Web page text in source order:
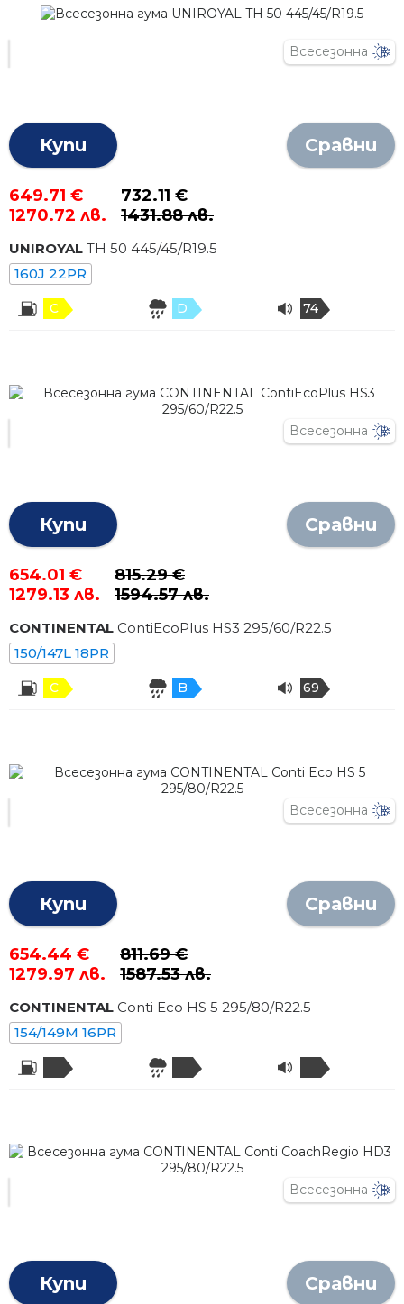
Всесезонна
Купи Сравни
649.71 €
1270.72 лв.
732.11 €
1431.88 лв.
UNIROYAL TH 50 445/45/R19.5
160J 22PR
C D 74
Всесезонна
Купи Сравни
654.01 €
1279.13 лв.
815.29 €
1594.57 лв.
CONTINENTAL ContiEcoPlus HS3 295/60/R22.5
150/147L 18PR
C B 69
Всесезонна
Купи Сравни
654.44 €
1279.97 лв.
811.69 €
1587.53 лв.
CONTINENTAL Conti Eco HS 5 295/80/R22.5
154/149M 16PR
Всесезонна
Купи Сравни